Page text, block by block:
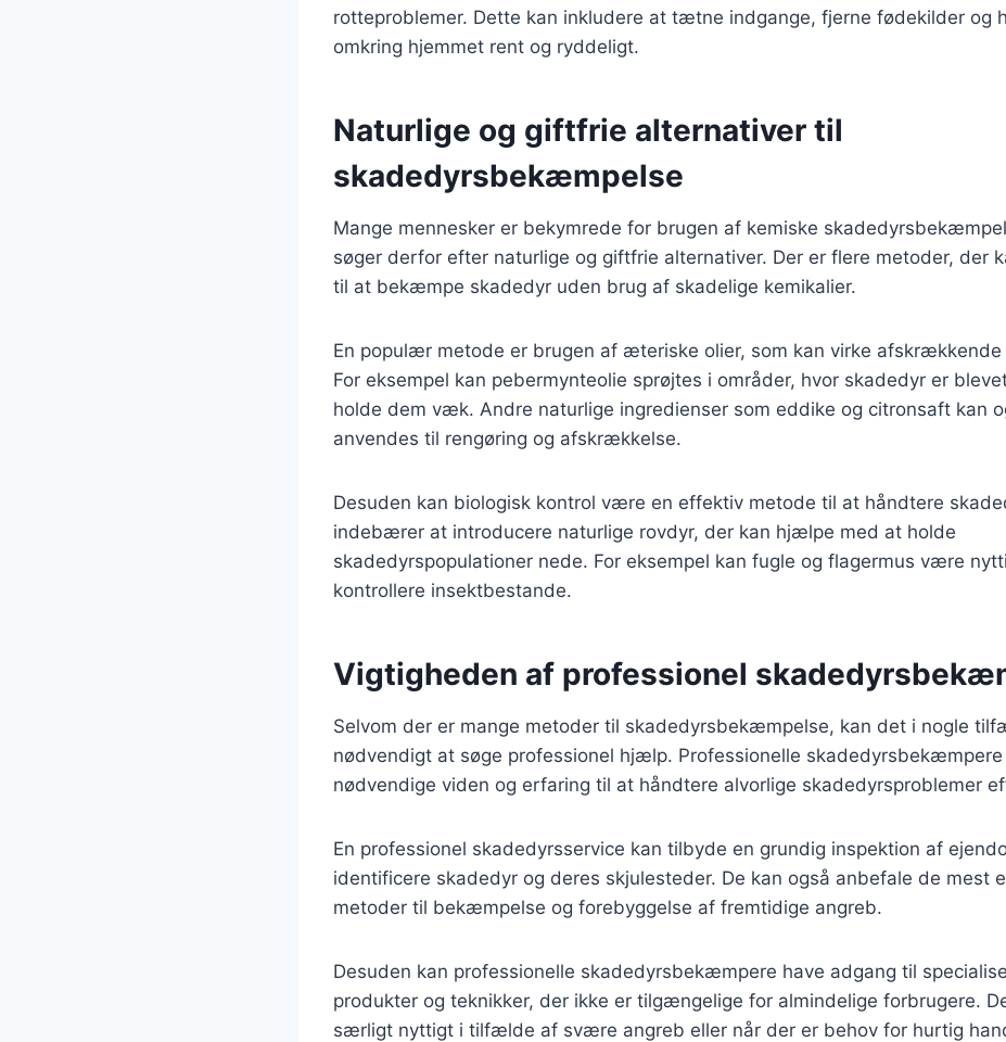
rotteproblemer. Dette kan inkludere at tætne indgange, fjerne fødekilder og
omkring hjemmet rent og ryddeligt.
Naturlige og giftfrie alternativer til
skadedyrsbekæmpelse
Mange mennesker er bekymrede for brugen af kemiske
søger derfor efter naturlige og giftfrie alternativer. Der er flere metoder, der
til at bekæmpe skadedyr uden brug af skadelige kemikalier.
En populær metode er brugen af æteriske olier, som kan virke afskrækkende
For eksempel kan pebermynteolie sprøjtes i områder, hvor skadedyr er
holde dem væk. Andre naturlige ingredienser som eddike og citronsaft kan
anvendes til rengøring og afskrækkelse.
Desuden kan biologisk kontrol være en effektiv metode til at håndtere
indebærer at introducere naturlige rovdyr, der kan hjælpe med at holde
skadedyrspopulationer nede. For eksempel kan fugle og flagermus være
kontrollere insektbestande.
Vigtigheden af professionel
Selvom der er mange metoder til skadedyrsbekæmpelse, kan det i nogle
nødvendigt at søge professionel hjælp. Professionelle skadedyrsbekæmpere
nødvendige viden og erfaring til at håndtere alvorlige skadedyrsproblemer
En professionel skadedyrsservice kan tilbyde en grundig inspektion af
identificere skadedyr og deres skjulesteder. De kan også anbefale de mest
metoder til bekæmpelse og forebyggelse af fremtidige angreb.
Desuden kan professionelle skadedyrsbekæmpere have adgang til
produkter og teknikker, der ikke er tilgængelige for almindelige forbrugere.
særligt nyttigt i tilfælde af svære angreb eller når der er behov for hurtig